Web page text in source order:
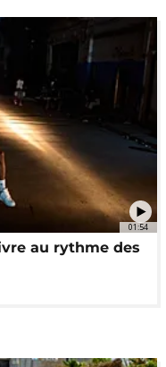
01:54
au rythme des